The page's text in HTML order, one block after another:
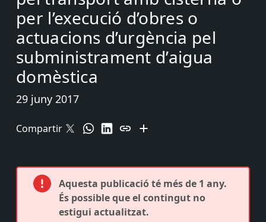
per l’execució d’obres o
actuacions d’urgència pel
subministrament d’aigua
domèstica
29 juny 2017
Compartir
Aquesta publicació té més de 1 any.
És possible que el contingut no
estigui actualitzat.